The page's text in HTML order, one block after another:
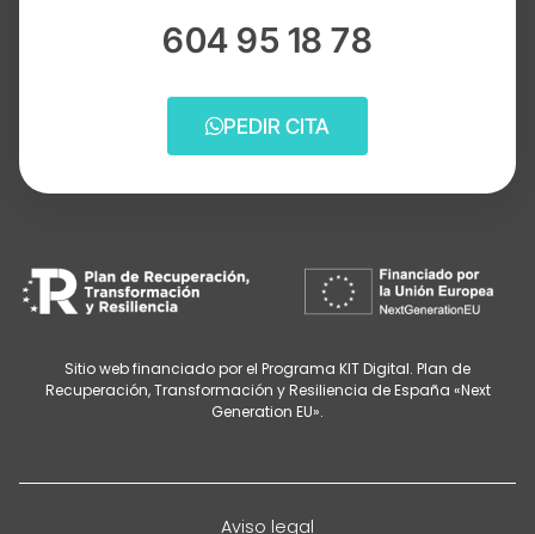
604 95 18 78
PEDIR CITA
Sitio web financiado por el Programa KIT Digital. Plan de
Recuperación, Transformación y Resiliencia de España «Next
Generation EU».
Aviso legal